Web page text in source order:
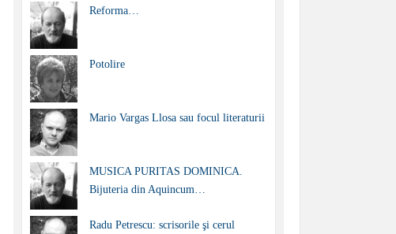
Reforma…
Potolire
Mario Vargas Llosa sau focul literaturii
MUSICA PURITAS DOMINICA.
Bijuteria din Aquincum…
Radu Petrescu: scrisorile şi cerul